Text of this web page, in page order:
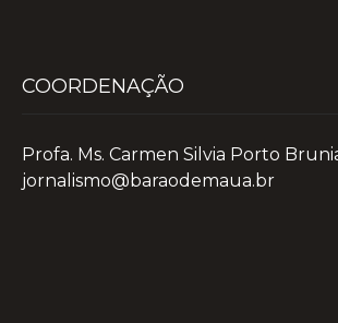
COORDENAÇÃO
Profa. Ms. Carmen Silvia Porto
jornalismo@baraodemaua.br